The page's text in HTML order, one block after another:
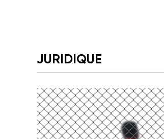
JURIDIQUE